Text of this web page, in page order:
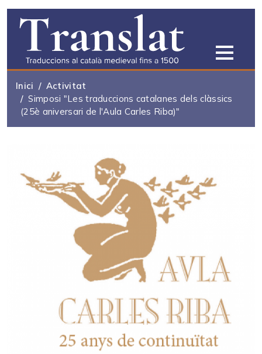
Vés al contingut
Inici
Activitat
Simposi "Les traduccions catalanes dels clàssics
(25è aniversari de l'Aula Carles Riba)"